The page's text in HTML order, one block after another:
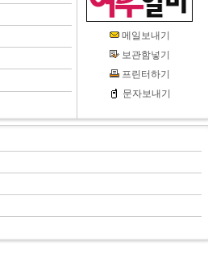
메일보내기
보관함넣기
프린터하기
문자보내기